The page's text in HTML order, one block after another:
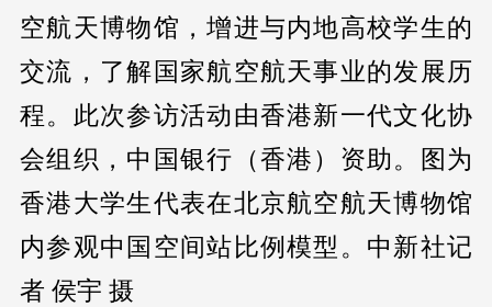
空航天博物馆，增进与内地高校学生的
交流，了解国家航空航天事业的发展历
程。此次参访活动由香港新一代文化协
会组织，中国银行（香港）资助。图为
香港大学生代表在北京航空航天博物馆
内参观中国空间站比例模型。中新社记
者 侯宇 摄